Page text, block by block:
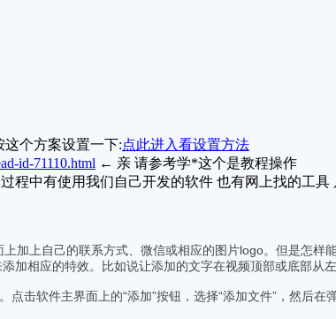
个方案设置一下:点此进入看设置方法
id-71110.html ← 亲 请参考学*这个是教程操作
中有使用我们自己开发的软件 也有网上找的工具
加上自己的联系方式、微信或相应的图片logo。但是怎
加相应的特效。比如说让添加的文字在视频顶部或底部从
击软件主界面上的“添加”按钮，选择“添加文件”，然后